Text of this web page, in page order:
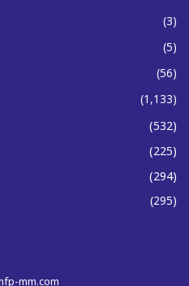
(3)
(5)
(56)
(1,133)
(532)
(225)
(294)
(295)